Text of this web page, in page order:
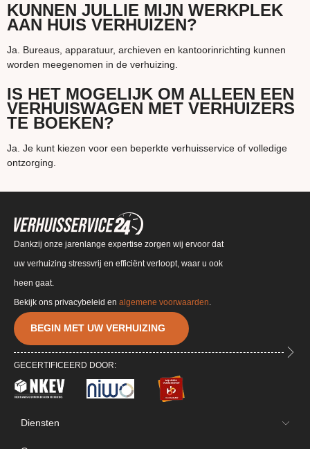
KUNNEN JULLIE MIJN WERKPLEK
AAN HUIS VERHUIZEN?
Ja. Bureaus, apparatuur, archieven en kantoorinrichting kunnen
worden meegenomen in de verhuizing.
IS HET MOGELIJK OM ALLEEN EEN
VERHUISWAGEN MET VERHUIZERS
TE BOEKEN?
Ja. Je kunt kiezen voor een beperkte verhuisservice of volledige
ontzorging.
Dankzij onze jarenlange expertise zorgen wij ervoor dat
uw verhuizing stressvrij en efficiënt verloopt, waar u ook
heen gaat.
BEGIN MET UW VERHUIZING
GECERTIFICEERD DOOR:
Diensten
Bekijk ons privacybeleid en algemene voorwaarden.